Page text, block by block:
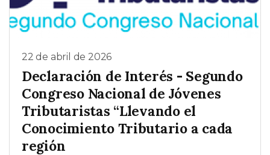
22 de abril de 2026
Declaración de Interés - Segundo
Congreso Nacional de Jóvenes
Tributaristas “Llevando el
Conocimiento Tributario a cada
región